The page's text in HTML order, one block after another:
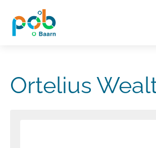
Ortelius